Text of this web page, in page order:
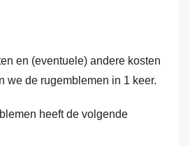
en (eventuele) andere kosten
we de rugemblemen in 1 keer.
heeft de volgende